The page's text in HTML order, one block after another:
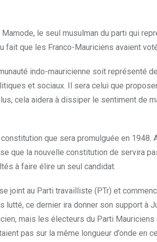
le seul musulman du parti qui
fait que les Franco-Mauriciens avaient
indo-mauricienne soit
et sociaux. Il sera celui que
cela aidera à dissiper le sentiment
que sera promulguée en
que la nouvelle constitution de servira
à faire élire un seul candidat.
joint au Parti travailliste (PTr) et
lutté, ce dernier ira donner son support
mais les électeurs du Parti
pas sur la même longueur d’onde